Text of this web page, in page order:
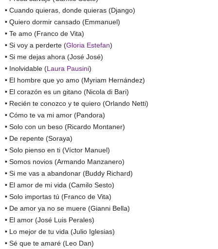
• Cuando quieras, donde quieras (Django)
• Quiero dormir cansado (Emmanuel)
• Te amo (Franco de Vita)
• Si voy a perderte (Gloria Estefan)
• Si me dejas ahora (José José)
• Inolvidable (Laura Pausini)
• El hombre que yo amo (Myriam Hernández)
• El corazón es un gitano (Nicola di Bari)
• Recién te conozco y te quiero (Orlando Netti)
• Cómo te va mi amor (Pandora)
• Solo con un beso (Ricardo Montaner)
• De repente (Soraya)
• Solo pienso en ti (Víctor Manuel)
• Somos novios (Armando Manzanero)
• Si me vas a abandonar (Buddy Richard)
• El amor de mi vida (Camilo Sesto)
• Solo importas tú (Franco de Vita)
• De amor ya no se muere (Gianni Bella)
• El amor (José Luis Perales)
• Lo mejor de tu vida (Julio Iglesias)
• Sé que te amaré (Leo Dan)